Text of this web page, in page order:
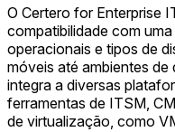
O Certero for Enterprise
compatibilidade com
operacionais e tipos de
móveis até ambientes de
integra a diversas
ferramentas de ITSM,
de virtualização, como